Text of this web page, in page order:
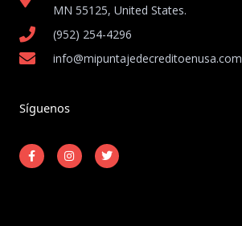
MN 55125, United States​.
(952) 254-4296
info@mipuntajedecreditoenusa.com
Síguenos
F
a
c
I
n
s
T
w
i